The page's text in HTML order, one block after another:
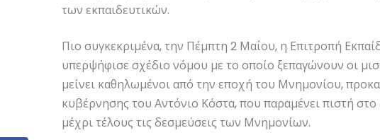
των εκπαιδευτικών.
Πιο συγκεκριμένα, την Πέμπτη 2 Μαΐου, η Επιτροπή
υπερψήφισε σχέδιο νόμου με το οποίο ξεπαγώνουν οι
μείνει καθηλωμένοι από την εποχή του Μνημονίου,
κυβέρνησης του Αντόνιο Κόστα, που παραμένει πιστή στο
μέχρι τέλους τις δεσμεύσεις των Μνημονίων.